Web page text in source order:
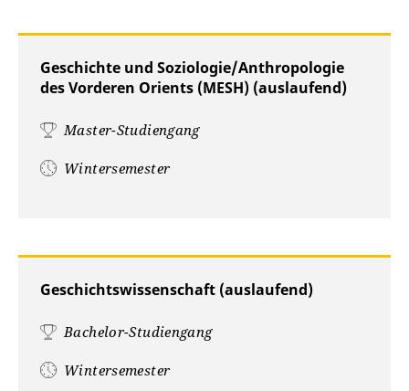
Geschichte und Soziologie/Anthropologie
des Vorderen Orients (MESH) (auslaufend)
Master-Studiengang
Wintersemester
Geschichtswissenschaft (auslaufend)
Bachelor-Studiengang
Wintersemester